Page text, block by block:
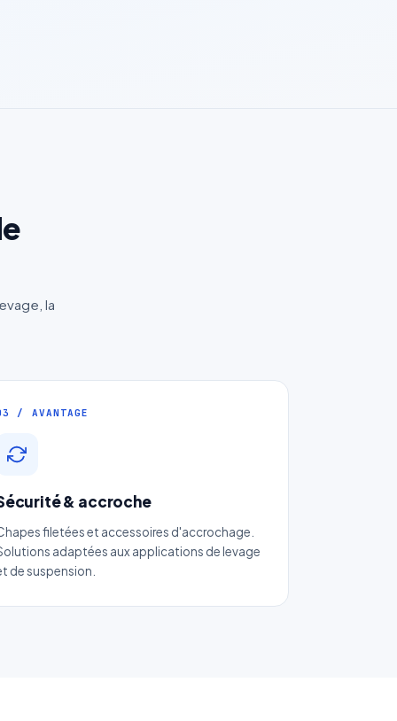
la
/ AVANTAGE
& accroche
filetées et accessoires d'accrochage.
adaptées aux applications de levage
de suspension.